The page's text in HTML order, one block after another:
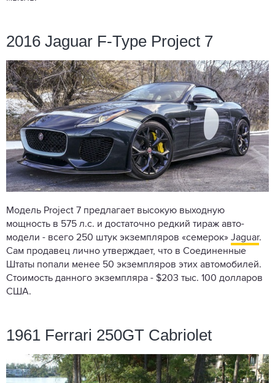
2016 Jaguar F-Type Project 7
Модель Project 7 предлагает высокую выходную
мощность в 575 л.с. и достаточно редкий тираж авто-
модели - всего 250 штук экземпляров «семерок» Jaguar.
Сам продавец лично утверждает, что в Соединенные
Штаты попали менее 50 экземпляров этих автомобилей.
Стоимость данного экземпляра - $203 тыс. 100 долларов
США.
1961 Ferrari 250GT Cabriolet